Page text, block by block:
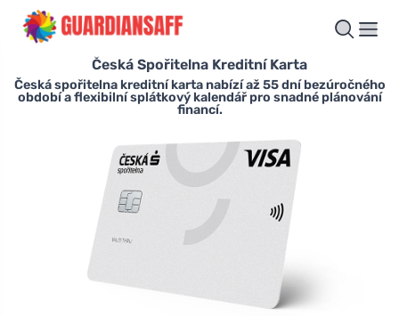
Česká Spořitelna Kreditní Karta
Česká spořitelna kreditní karta nabízí až 55 dní bezúročného
období a flexibilní splátkový kalendář pro snadné plánování
financí.